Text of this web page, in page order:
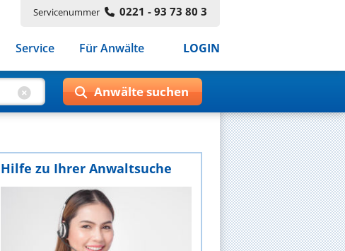
Servicenummer 0221 - 93 73 80 3
Service Für Anwälte LOGIN
Hilfe zu Ihrer Anwaltsuche